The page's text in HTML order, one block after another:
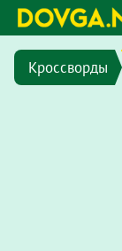
Кроссворды